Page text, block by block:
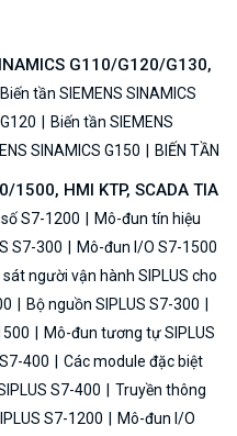
G110/G120/G130,
Biến tần SIEMENS SINAMICS
Biến tần SIEMENS
SINAMICS G150 BIẾN TẦN
HMI KTP, SCADA TIA
S7-1200
Mô-đun tín hiệu
S7-300
Mô-đun I/O S7-1500
người vận hành SIPLUS cho
Bộ nguồn SIPLUS S7-300
Mô-đun tương tự SIPLUS
400
Các module đặc biệt
S7-400
Truyền thông
S7-1200
Mô-đun I/O